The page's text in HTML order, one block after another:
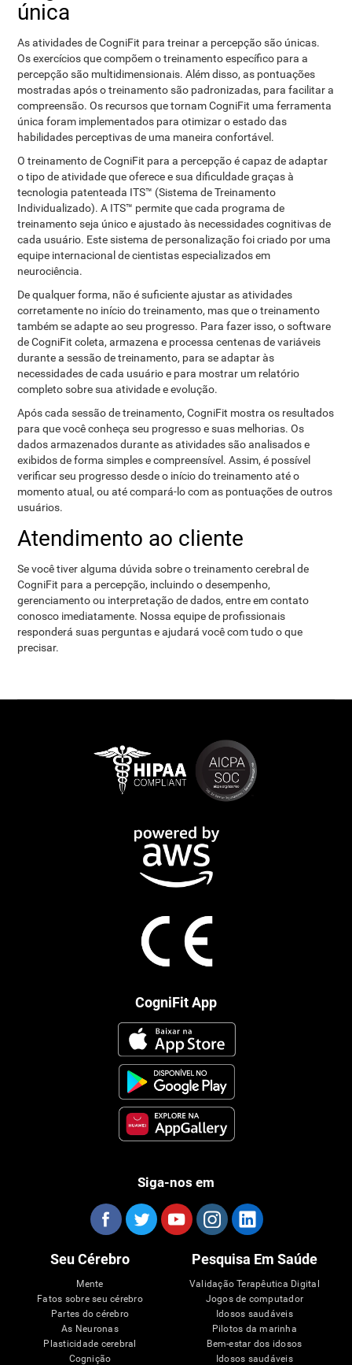
única
As atividades de CogniFit para treinar a percepção são únicas.
Os exercícios que compõem o treinamento específico para a
percepção são multidimensionais. Além disso, as pontuações
mostradas após o treinamento são padronizadas, para facilitar a
compreensão. Os recursos que tornam CogniFit uma ferramenta
única foram implementados para otimizar o estado das
habilidades perceptivas de uma maneira confortável.
O treinamento de CogniFit para a percepção é capaz de adaptar
o tipo de atividade que oferece e sua dificuldade graças à
tecnologia patenteada ITS™ (Sistema de Treinamento
Individualizado). A ITS™ permite que cada programa de
treinamento seja único e ajustado às necessidades cognitivas de
cada usuário. Este sistema de personalização foi criado por uma
equipe internacional de cientistas especializados em
neurociência.
De qualquer forma, não é suficiente ajustar as atividades
corretamente no início do treinamento, mas que o treinamento
também se adapte ao seu progresso. Para fazer isso, o software
de CogniFit coleta, armazena e processa centenas de variáveis ​​
durante a sessão de treinamento, para se adaptar às
necessidades de cada usuário e para mostrar um relatório
completo sobre sua atividade e evolução.
Após cada sessão de treinamento, CogniFit mostra os resultados
para que você conheça seu progresso e suas melhorias. Os
dados armazenados durante as atividades são analisados ​​e
exibidos de forma simples e compreensível. Assim, é possível
verificar seu progresso desde o início do treinamento até o
momento atual, ou até compará-lo com as pontuações de outros
usuários.
Atendimento ao cliente
Se você tiver alguma dúvida sobre o treinamento cerebral de
CogniFit para a percepção, incluindo o desempenho,
gerenciamento ou interpretação de dados, entre em contato
conosco imediatamente. Nossa equipe de profissionais
responderá suas perguntas e ajudará você com tudo o que
precisar.
CogniFit App
Siga-nos em
Seu Cérebro
Mente
Fatos sobre seu cérebro
Partes do cérebro
As Neuronas
Plasticidade cerebral
Cognição
Pesquisa Em Saúde
Validação Terapêutica Digital
Jogos de computador
Idosos saudáveis
Pilotos da marinha
Bem-estar dos idosos
Idosos saudáveis